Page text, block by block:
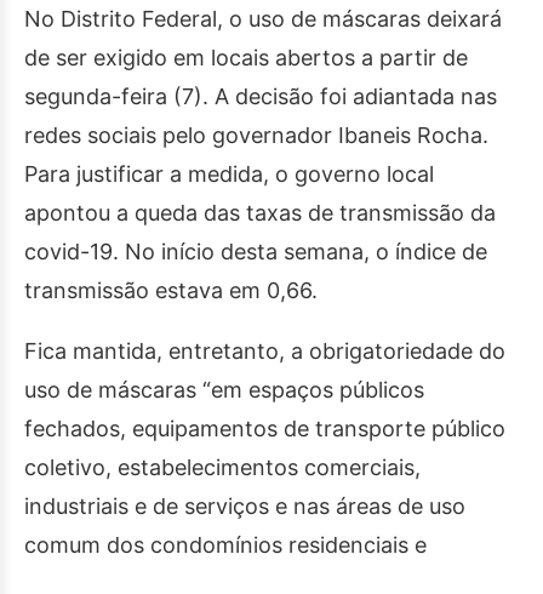
No Distrito Federal, o uso de máscaras deixará
de ser exigido em locais abertos a partir de
segunda-feira (7). A decisão foi adiantada nas
redes sociais pelo governador Ibaneis Rocha.
Para justificar a medida, o governo local
apontou a queda das taxas de transmissão da
covid-19. No início desta semana, o índice de
transmissão estava em 0,66.
Fica mantida, entretanto, a obrigatoriedade do
uso de máscaras “em espaços públicos
fechados, equipamentos de transporte público
coletivo, estabelecimentos comerciais,
industriais e de serviços e nas áreas de uso
comum dos condomínios residenciais e